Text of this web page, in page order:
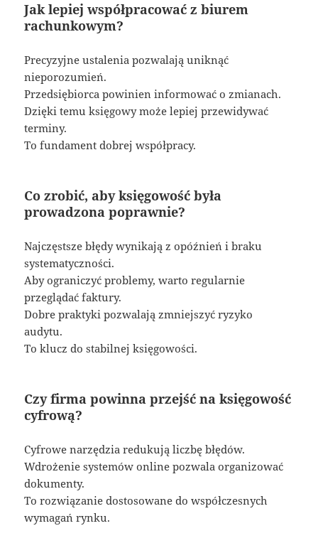
Jak lepiej współpracować z biurem
rachunkowym?
Precyzyjne ustalenia pozwalają uniknąć
nieporozumień.
Przedsiębiorca powinien informować o zmianach.
Dzięki temu księgowy może lepiej przewidywać
terminy.
To fundament dobrej współpracy.
Co zrobić, aby księgowość była
prowadzona poprawnie?
Najczęstsze błędy wynikają z opóźnień i braku
systematyczności.
Aby ograniczyć problemy, warto regularnie
przeglądać faktury.
Dobre praktyki pozwalają zmniejszyć ryzyko
audytu.
To klucz do stabilnej księgowości.
Czy firma powinna przejść na księgowość
cyfrową?
Cyfrowe narzędzia redukują liczbę błędów.
Wdrożenie systemów online pozwala organizować
dokumenty.
To rozwiązanie dostosowane do współczesnych
wymagań rynku.